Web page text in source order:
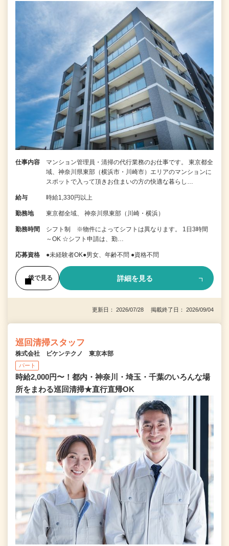
仕事内容
マンション管理員・清掃の代行業務のお仕事です。 東京都全
域、神奈川県東部（横浜市・川崎市）エリアのマンションに
スポットで入って頂きお住まいの方の快適な暮らし…
給与 時給1,330円以上
勤務地 東京都全域、 神奈川県東部（川崎・横浜）
勤務時間
シフト制 ※物件によってシフトは異なります。 1日3時間
～OK ☆シフト申請は、勤…
応募資格 ●未経験者OK●男女、年齢不問 ●資格不問
後で見る 詳細を見る
更新日： 2026/07/28 掲載終了日： 2026/09/04
巡回清掃スタッフ
株式会社 ビケンテクノ 東京本部
パート
時給2,000円〜！都内・神奈川・埼玉・千葉のいろんな場
所をまわる巡回清掃★直行直帰OK